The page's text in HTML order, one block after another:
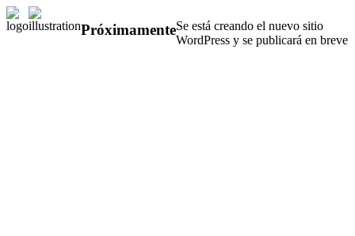
PróximamenteSe está creando el nuevo sitio
WordPress y se publicará en breve